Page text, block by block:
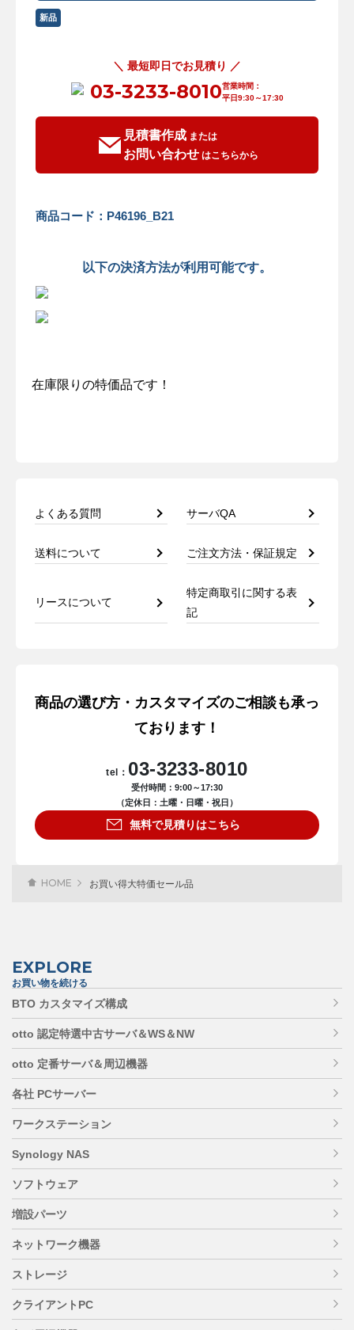
新品
＼ 最短即日でお見積り ／
03-3233-8010営業時間：
平日9:30～17:30
見積書作成または
お問い合わせはこちらから
商品コード：P46196_B21
以下の決済方法が利用可能です。
在庫限りの特価品です！
よくある質問 サーバQA
送料について ご注文方法・保証規定
リースについて
特定商取引に関する表
記
商品の選び方・カスタマイズのご相談も承っ
ております！
tel： 03-3233-8010
受付時間：9:00～17:30
（定休日：土曜・日曜・祝日）
無料で見積りはこちら
HOME お買い得大特価セール品
EXPLORE
お買い物を続ける
BTO カスタマイズ構成
otto 認定特選中古サーバ＆WS＆NW
otto 定番サーバ＆周辺機器
各社 PCサーバー
ワークステーション
Synology NAS
ソフトウェア
増設パーツ
ネットワーク機器
ストレージ
クライアントPC